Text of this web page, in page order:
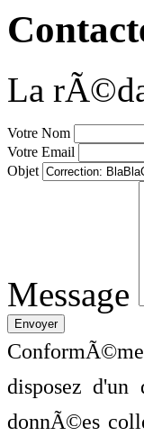
La
Votre Nom
Votre Email
Objet
Message
disposez
donnÃ©es